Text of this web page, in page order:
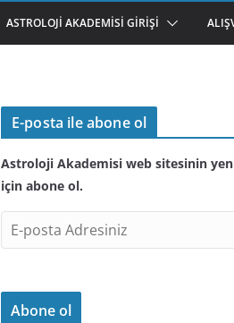
ASTROLOJI AKADEMISI GIRIŞI
E-posta ile abone ol
Astroloji Akademisi web sitesinin
için abone ol.
-
o
Abone ol